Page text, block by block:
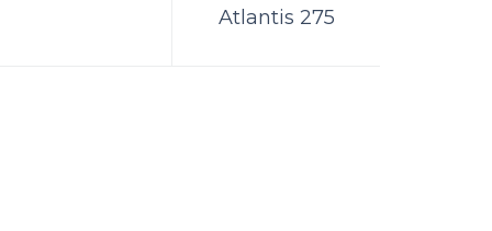
Atlantis 275